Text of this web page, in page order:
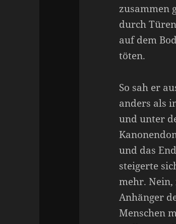
zusammen
durch
auf dem
töten.
So sah er
anders als
und unter
und das
steigerte
mehr. Nein,
Anhänger
Menschen